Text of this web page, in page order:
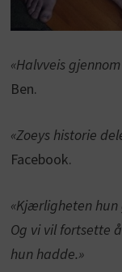
«Halvveis
Ben.
«Zoeys historie
Facebook.
«Kjærligheten
Og vi vil fortsette
hun hadde.»